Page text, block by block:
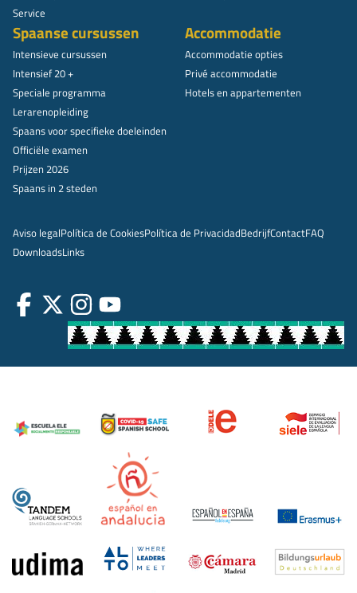
Service
Spaanse cursussen
Intensieve cursussen
Intensief 20 +
Speciale programma
Lerarenopleiding
Spaans voor specifieke doeleinden
Officiële examen
Prijzen 2026
Spaans in 2 steden
Accommodatie
Accommodatie opties
Privé accommodatie
Hotels en appartementen
Aviso legalPolítica de CookiesPolítica de PrivacidadBedrijfContactFAQ
DownloadsLinks